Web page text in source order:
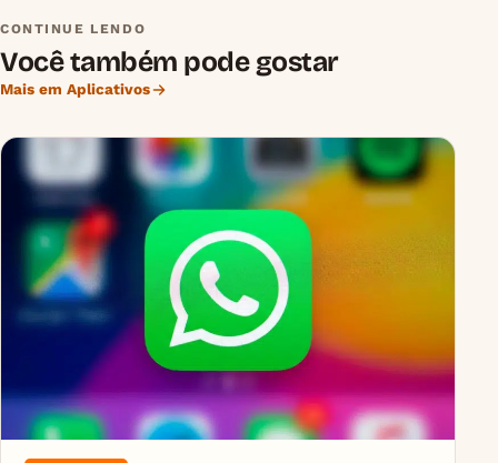
CONTINUE LENDO
Você também pode gostar
Mais em Aplicativos